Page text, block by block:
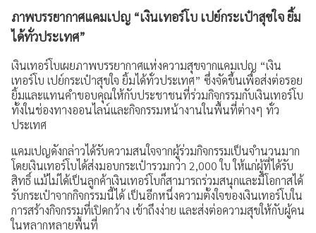
ประกันอุบัติเหตุ
ประกันบ้านและคอนโด
วิสัยทัศน์และพันธกิจ
บริษัทฯ และวัฒนธรรมองค์กร
ประสบการณ์ลูกค้า
คำถามที่พบบ่อย
ร่วมงานกับเรา
เรื่องราวใหม่ๆ
ข่าวสาร กิจกรรม และโปรโมชัน
ภาพบรรยากาศแคมเปญ “เงินเทอร์โบ เปย์กระเป๋าสุขใจ ยิ้ม
ได้ทั่วประเทศ”
เงินเทอร์โบเผยภาพบรรยากาศแห่งความสุขจากแคมเปญ “เงิน
เทอร์โบ เปย์กระเป๋าสุขใจ ยิ้มได้ทั่วประเทศ” ซึ่งจัดขึ้นเพื่อส่งต่อรอย
ยิ้มและแทนคำขอบคุณให้กับประชาชนที่ร่วมกิจกรรมกับเงินเทอร์โบ
ทั้งในช่องทางออนไลน์และกิจกรรมหน้างานในพื้นที่ต่างๆ ทั่ว
ประเทศ
แคมเปญดังกล่าวได้รับความสนใจจากผู้ร่วมกิจกรรมเป็นจำนวนมาก
โดยเงินเทอร์โบได้ส่งมอบกระเป๋ารวมกว่า 2,000 ใบ ให้แก่ผู้ที่ได้รับ
สิทธิ์ แม้ไม่ได้เป็นลูกค้าเงินเทอร์โบก็สามารถร่วมสนุกและมีโอกาสได้
รับกระเป๋าจากกิจกรรมนี้ได้ เป็นอีกหนึ่งความตั้งใจของเงินเทอร์โบใน
การสร้างกิจกรรมที่เปิดกว้าง เข้าถึงง่าย และส่งต่อความสุขให้กับผู้คน
ในหลากหลายพื้นที่